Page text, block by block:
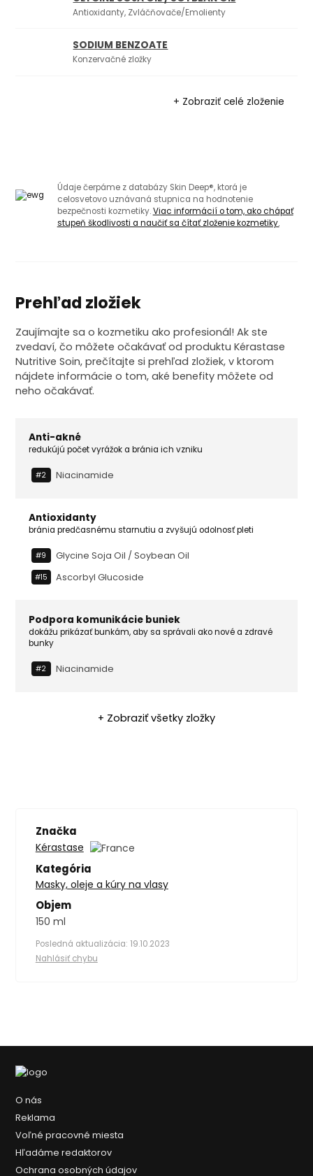
Antioxidanty, Zvláčňovače/Emolienty
SODIUM BENZOATE
Konzervačné zložky
+ Zobraziť celé zloženie
Údaje čerpáme z databázy Skin Deep®, ktorá je
celosvetovo uznávaná stupnica na hodnotenie
bezpečnosti kozmetiky.Viac informácií o tom, ako chápať
stupeň škodlivosti a naučiť sa čítať zloženie kozmetiky.
Prehľad zložiek
Zaujímajte sa o kozmetiku ako profesionál! Ak ste
zvedaví, čo môžete očakávať od produktu Kérastase
Nutritive Soin, prečítajte si prehľad zložiek, v ktorom
nájdete informácie o tom, aké benefity môžete od
neho očakávať.
Anti-akné
redukújú počet vyrážok a bránia ich vzniku
#2 Niacinamide
Antioxidanty
bránia predčasnému starnutiu a zvyšujú odolnosť pleti
#9 Glycine Soja Oil / Soybean Oil
#15 Ascorbyl Glucoside
Podpora komunikácie buniek
dokážu prikázať bunkám, aby sa správali ako nové a zdravé
bunky
#2 Niacinamide
+ Zobraziť všetky zložky
Značka
Kérastase
Kategória
Masky, oleje a kúry na vlasy
Objem
150 ml
Posledná aktualizácia: 19.10.2023
Nahlásiť chybu
O nás
Reklama
Voľné pracovné miesta
Hľadáme redaktorov
Ochrana osobných údajov